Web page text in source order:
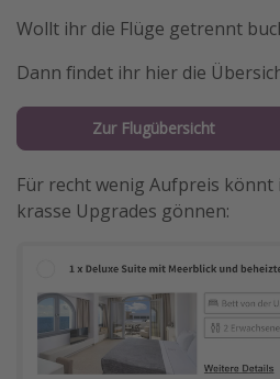
Wollt ihr die Flüge getrennt
Dann findet ihr hier die
Zur Flugübersicht
Für recht wenig Aufpreis könnt
krasse Upgrades gönnen: